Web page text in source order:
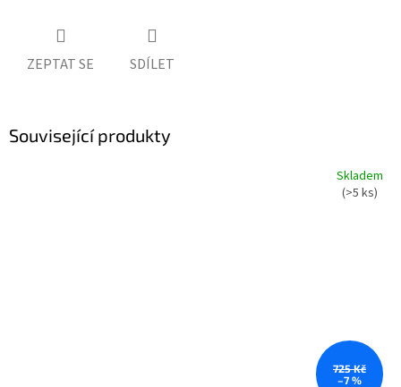
ZEPTAT SE SDÍLET
Související produkty
725 Kč
–7 %
Skladem
(>5 ks)